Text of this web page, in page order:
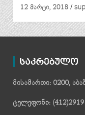
12 მარტი, 2018
საკრებულო
მისამართი: 0200,
ტელეფონი: